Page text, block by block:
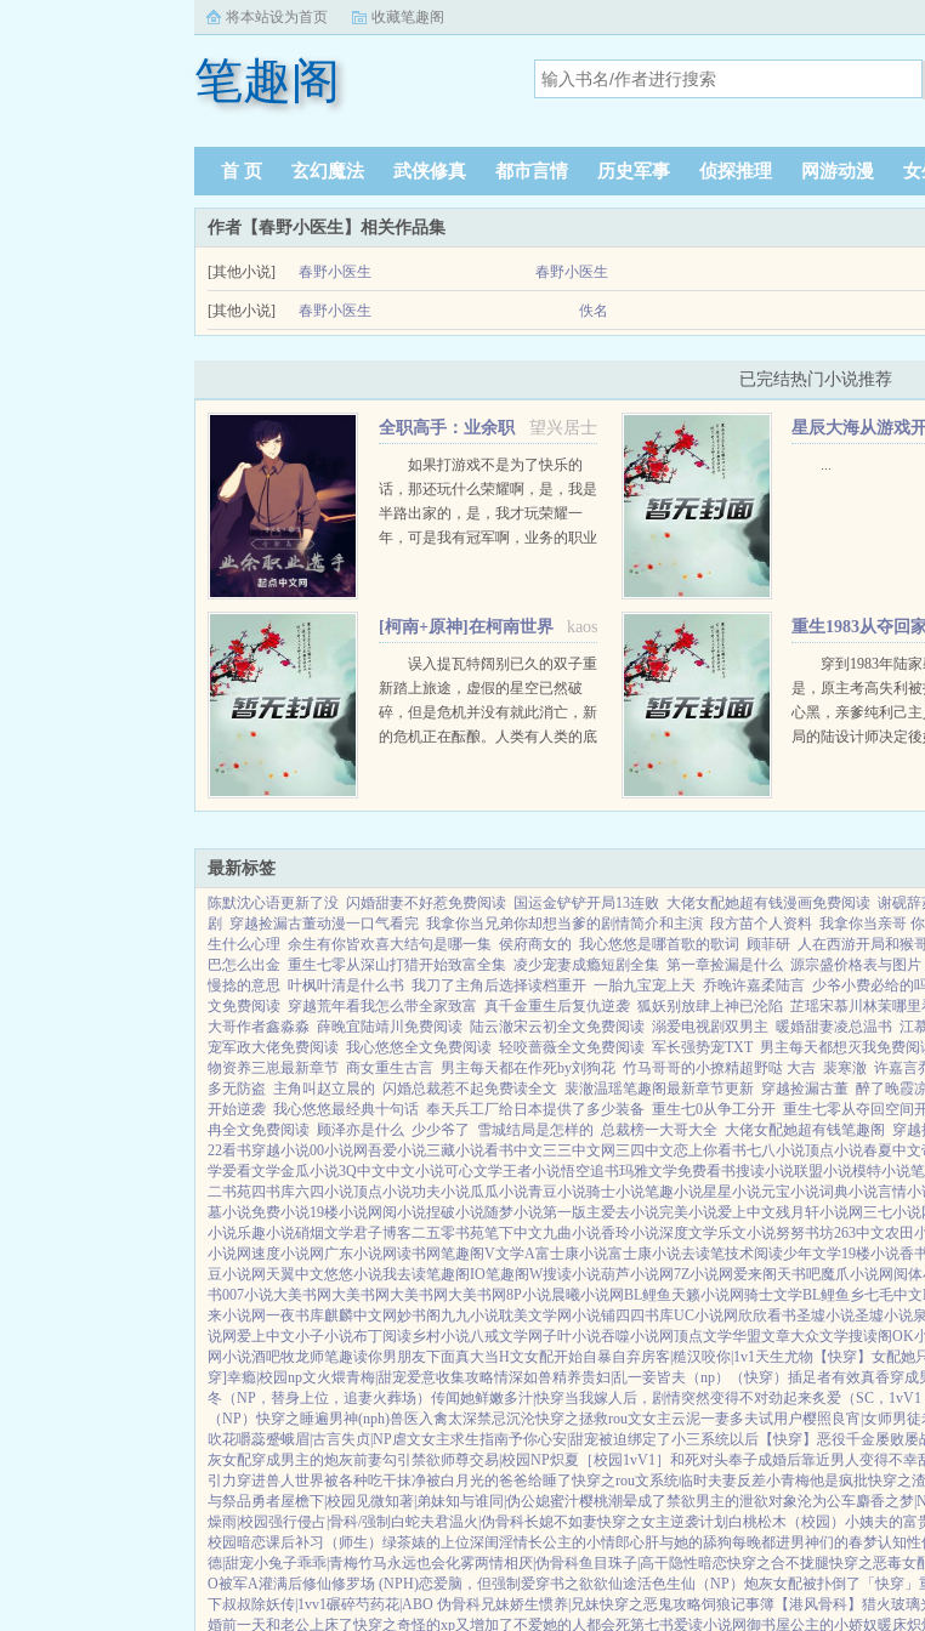
将本站设为首页 收藏笔趣阁
笔趣阁
首 页 玄幻魔法 武侠修真 都市言情 历史军事 侦探推理 网游动漫 女
作者【春野小医生】相关作品集
[其他小说] 春野小医生 春野小医生
[其他小说] 春野小医生 佚名
已完结热门小说推荐
望兴居士
全职高手：业余职
业选手如果打游戏不是为了快乐的
话，那还玩什么荣耀啊，是，我是
半路出家的，是，我才玩荣耀一
年，可是我有冠军啊，业务的职业
不要脸的人这么说。和黄少天...
星辰大海从游戏
...
kaos
[柯南+原神]在柯南世界
尘世闲游
误入提瓦特阔别已久的双子重
新踏上旅途，虚假的星空已然破
碎，但是危机并没有就此消亡，新
的危机正在酝酿。人类有人类的底
明则是无声地注视着人类文明的发
重生1983从夺回
産开始穿到1983年陆
是，原主考高失利
心黑，亲爹纯利己
局的陆设计师决定
代的港大含金量不
最新标签
陈默沈心语更新了没 闪婚甜妻不好惹免费阅读 国运金铲铲开局13连败 大佬女配她超有钱漫画免费阅读 谢砚辞
剧
穿越捡漏古董动漫一口气看完 我拿你当兄弟你却想当爹的剧情简介和主演 段方苗个人资料 我拿你当亲哥
生什么心理 余生有你皆欢喜大结句是哪一集 侯府商女的 我心悠悠是哪首歌的歌词 顾菲研 人在西游开局和猴
巴怎么出金 重生七零从深山打猎开始致富全集 凌少宠妻成瘾短剧全集 第一章捡漏是什么 源宗盛价格表与图片
慢捻的意思 叶枫叶清是什么书 我刀了主角后选择读档重开 一胎九宝宠上天 乔晚许嘉柔陆言 少爷小费必给的
文免费阅读 穿越荒年看我怎么带全家致富 真千金重生后复仇逆袭 狐妖别放肆上神已沦陷 芷瑶宋慕川林茉哪里
大哥作者鑫淼淼 薛晚宜陆靖川免费阅读 陆云澈宋云初全文免费阅读 溺爱电视剧双男主 暖婚甜妻凌总温书 江
宠军政大佬免费阅读 我心悠悠全文免费阅读 轻咬蔷薇全文免费阅读 军长强势宠TXT 男主每天都想灭我免费阅
物资养三崽最新章节 商女重生古言 男主每天都在作死by刘狗花 竹马哥哥的小撩精超野哒 大吉 裴寒澈 许嘉言
多无防盗 主角叫赵立晨的 闪婚总裁惹不起免费读全文 裴澈温瑶笔趣阁最新章节更新 穿越捡漏古董 醉了晚霞
开始逆袭 我心悠悠最经典十句话 奉天兵工厂给日本提供了多少装备 重生七0从争工分开 重生七零从夺回空间
冉全文免费阅读 顾泽亦是什么 少少爷了 雪城结局是怎样的 总裁榜一大哥大全 大佬女配她超有钱笔趣阁 穿
22看书穿越小说00小说网吾爱小说三藏小说看书中文三三中文网 三四中文恋上你看书七八小说顶点小说春夏中文
学爱看文学金瓜小说3Q中文中文小说可心文学王者小说悟空追书玛雅文学免费看书搜读小说联盟小说模特小说
二书苑四书库六四小说顶点小说功夫小说瓜瓜小说青豆小说骑士小说笔趣小说星星小说元宝小说词典小说言情小
墓小说免费小说19楼小说网阅小说捏破小说随梦小说第一版主爱去小说完美小说爱上中文残月轩小说网 三七小说
小说乐趣小说硝烟文学君子博客二五零书苑笔下中文九曲小说香玲小说深度文学乐文小说努努书坊263中文农田
小说网速度小说网 广东小说网读书网笔趣阁V文学A富士康小说富士康小说去读笔技术阅读少年文学19楼小说香
豆小说网 天翼中文悠悠小说我去读笔趣阁IO笔趣阁W搜读小说葫芦小说网7Z小说网爱来阁 天书吧魔爪小说网 阅
书007小说大美书网 大美书网 大美书网 大美书网8P小说晨曦小说网BL鲤鱼 天籁小说网骑士文学BL鲤鱼乡七毛中文
来小说网一夜书库麒麟中文网妙书阁 九九小说耽美文学网小说铺四四书库UC小说网 欣欣看书圣墟小说圣墟小说
说网爱上中文小子小说布丁阅读乡村小说八戒文学网子叶小说吞噬小说网顶点文学华盟文章大众文学搜读阁OK
网小说酒吧牧龙师笔趣读你男朋友下面真大当H文女配开始自暴自弃房客|糙汉咬你|1v1天生尤物【快穿】 女配她
穿]幸瘾|校园np文火煨青梅|甜宠爱意收集攻略情深如兽精养贵妇|乱一妾皆夫（np） （快穿）插足者有效真香穿成
冬（NP，替身上位，追妻火葬场） 传闻她鲜嫩多汁|快穿当我嫁人后，剧情突然变得不对劲起来炙爱（SC，1vV1
（NP）快穿之睡遍男神(nph)兽医 入禽太深禁忌沉沦快穿之拯救rou文女主云泥一妻多夫试用户樱照良宵|女师男徒
吹花嚼蕊蹙蛾眉|古言失贞|NP虐文女主求生指南予你心安|甜宠被迫绑定了小三系统以后【快穿】 恶役千金屡败屡
灰女配穿成男主的炮灰前妻勾引禁欲师尊交易|校园NP炽夏［校园1vV1］ 和死对头奉子成婚后靠近男人变得不幸
引力穿进兽人世界被各种吃干抹净被白月光的爸爸给睡了快穿之rou文系统临时夫妻反差小青梅他是疯批快穿之
与祭品勇者屋檐下|校园 见微知著|弟妹知与谁同|伪公媳蜜汁樱桃潮晕成了禁欲男主的泄欲对象沦为公车麝香之梦
燥雨|校园强行侵占|骨科/强制 白蛇夫君温火|伪骨科长媳不如妻快穿之女主逆袭计划 白桃松木（校园） 小姨夫的富
校园暗恋课后补习（师生） 绿茶婊的上位深闺淫情长公主的小情郎心肝与她的舔狗每晚都进男神们的春梦认知性
德|甜宠小兔子乖乖|青梅竹马永远也会化雾两情相厌|伪骨科鱼目珠子|高干隐性暗恋快穿之合不拢腿快穿之恶毒女
O被军A灌满后修仙修罗场 (NPH)恋爱脑，但强制爱穿书之欲欲仙途活色生仙（NP） 炮灰女配被扑倒了「快穿」
下叔叔除妖传|1vv1碾碎芍药花|ABO 伪骨科兄妹娇生惯养|兄妹快穿之恶鬼攻略饲狼记事簿 【港风骨科】猎火玻璃
婚前一天和老公上床了快穿之奇怪的xp又增加了不爱她的人都会死第七书爱读小说网御书屋公主的小娇奴暖床炽